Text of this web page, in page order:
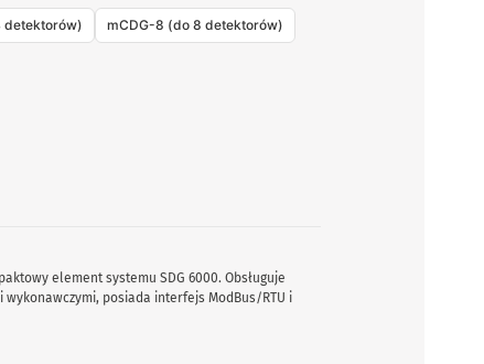
detektorów) mCDG-8 (do 8 detektorów)
element systemu SDG 6000. Obsługuje
posiada interfejs ModBus/RTU i